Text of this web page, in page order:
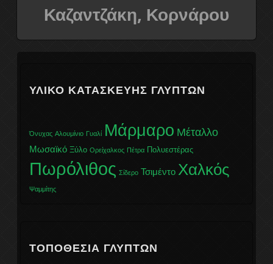
Καζαντζάκη, Κορνάρου
ΥΛΙΚΌ ΚΑΤΑΣΚΕΥΉΣ ΓΛΥΠΤΏΝ
Όνυχας Αλουμίνιο Γυαλί Μάρμαρο Μέταλλο
Μωσαϊκό Ξύλο Ορείχαλκος Πέτρα Πολυεστέρας
Πωρόλιθος Σίδερο Τσιμέντο Χαλκός
Ψαμμίτης
ΤΟΠΟΘΕΣΊΑ ΓΛΥΠΤΏΝ